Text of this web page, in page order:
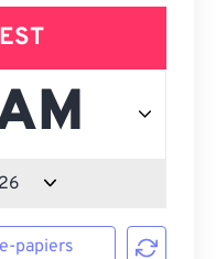
papiers